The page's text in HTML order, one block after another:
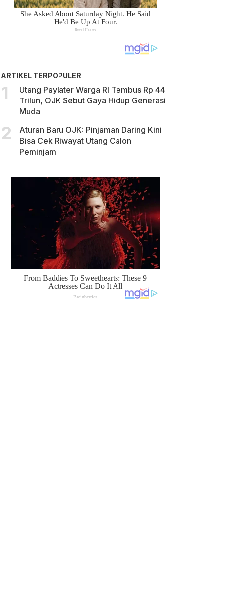
ARTIKEL TERPOPULER
Utang Paylater Warga RI Tembus Rp 44
Trilun, OJK Sebut Gaya Hidup Generasi
Muda
Aturan Baru OJK: Pinjaman Daring Kini
Bisa Cek Riwayat Utang Calon
Peminjam